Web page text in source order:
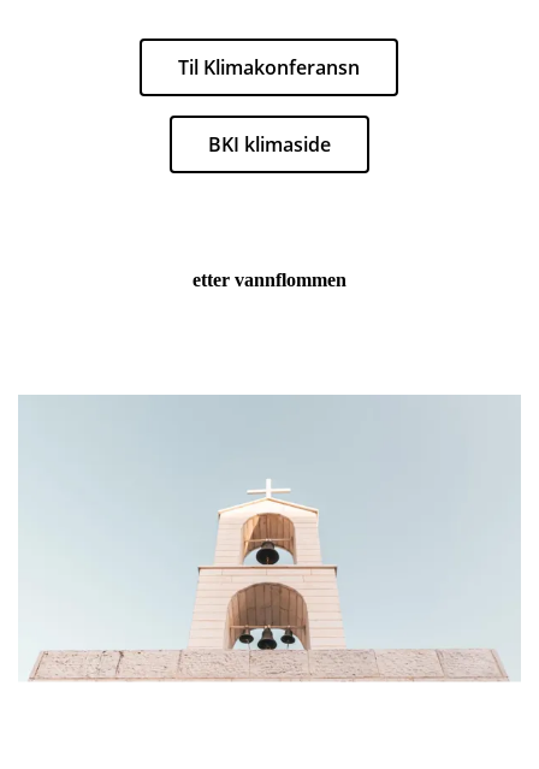
Til Klimakonferansn
BKI klimaside
etter vannflommen